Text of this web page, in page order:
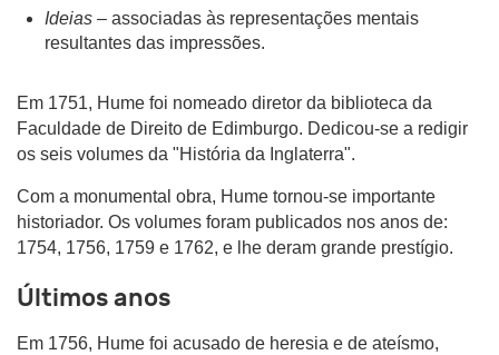
Ideias – associadas às representações mentais
resultantes das impressões.
Em 1751, Hume foi nomeado diretor da biblioteca da
Faculdade de Direito de Edimburgo. Dedicou-se a redigir
os seis volumes da "História da Inglaterra".
Com a monumental obra, Hume tornou-se importante
historiador. Os volumes foram publicados nos anos de:
1754, 1756, 1759 e 1762, e lhe deram grande prestígio.
Últimos anos
Em 1756, Hume foi acusado de heresia e de ateísmo,